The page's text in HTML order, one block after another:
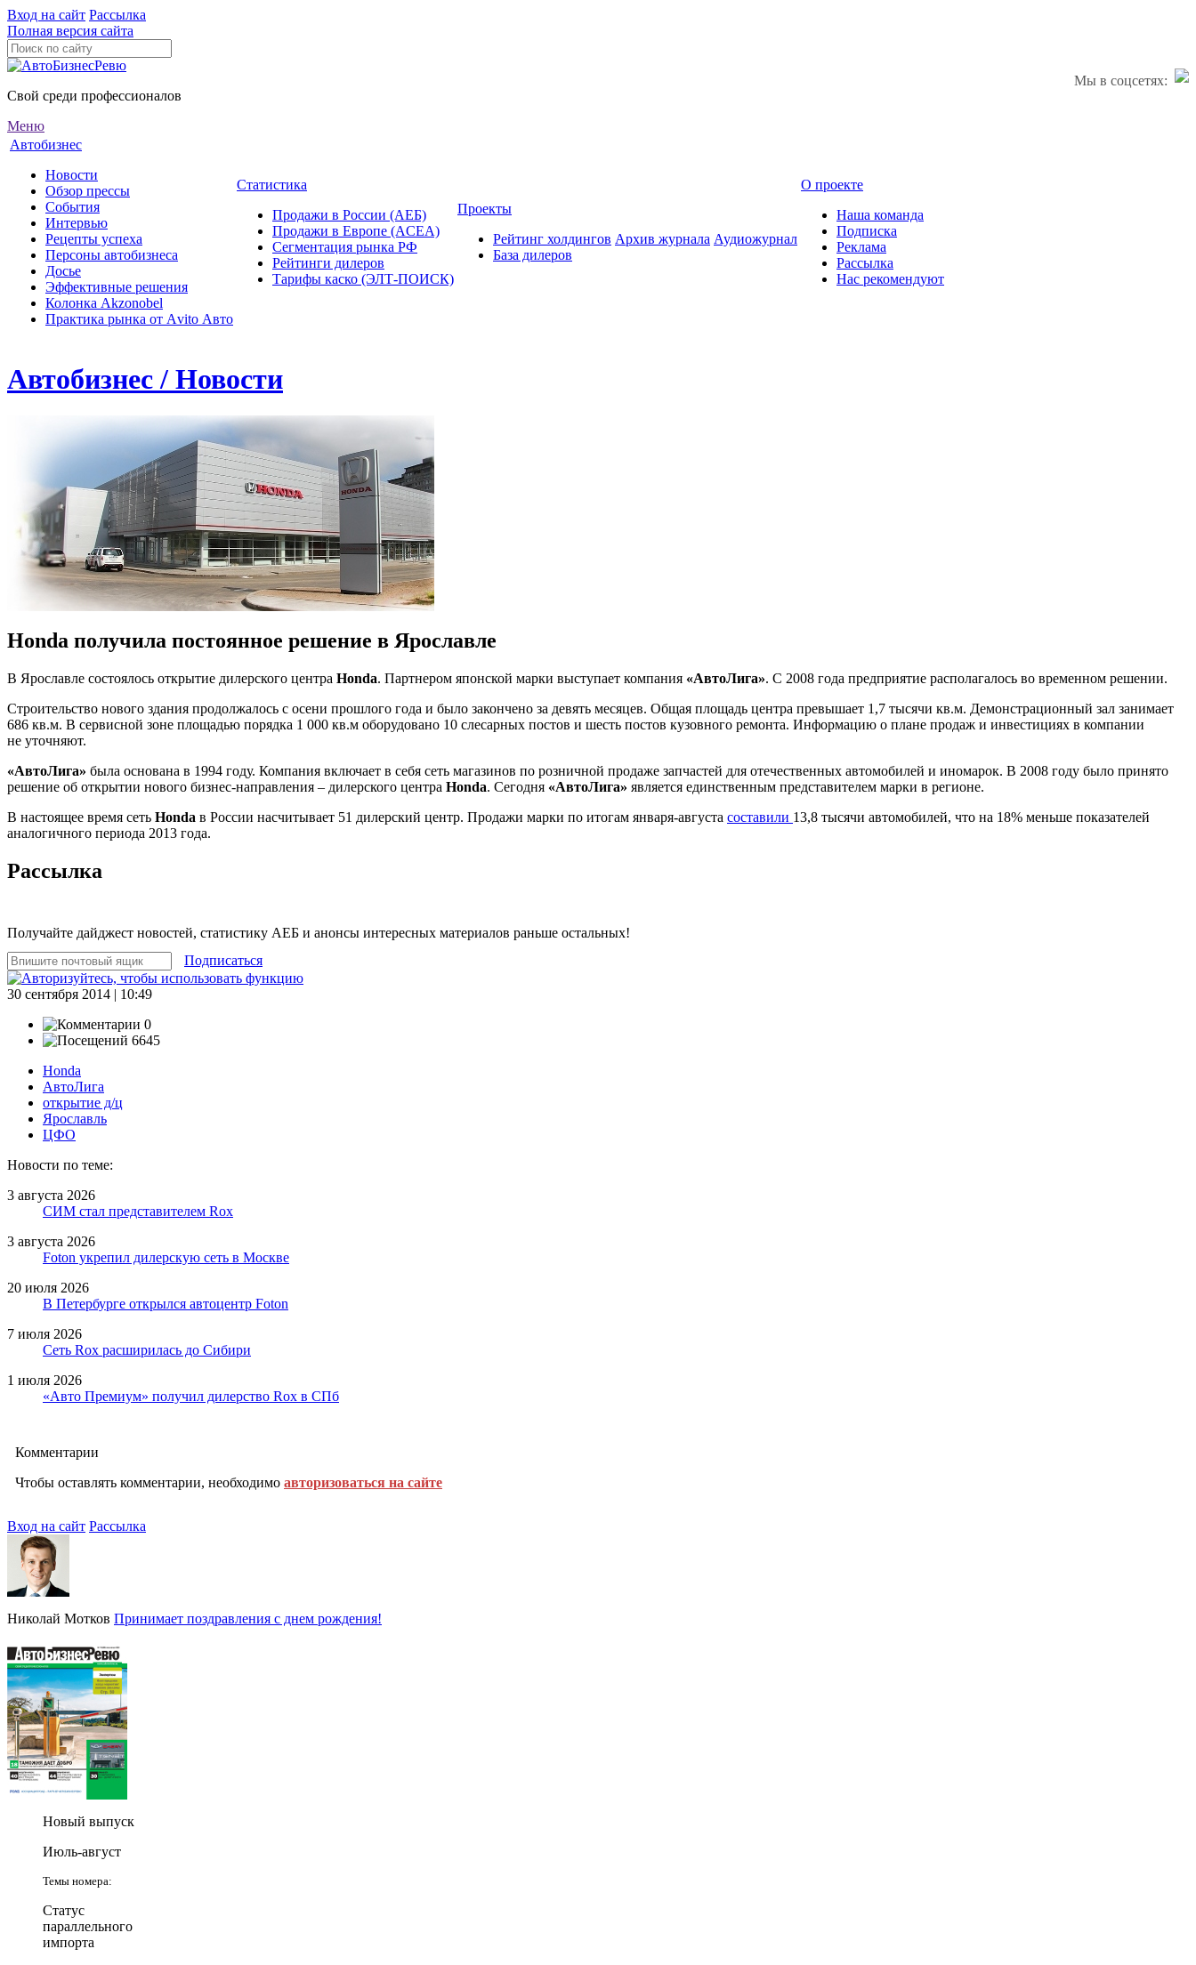
Вход на сайт Рассылка
Полная версия сайта
Мы в соцсетях:
Свой среди профессионалов
Меню
Автобизнес
Новости
Обзор прессы
События
Интервью
Рецепты успеха
Персоны автобизнеса
Досье
Эффективные решения
Колонка Akzonobel
Практика рынка от Аvito Авто
Статистика
Продажи в России (АЕБ)
Продажи в Европе (ACEA)
Сегментация рынка РФ
Рейтинги дилеров
Тарифы каско (ЭЛТ-ПОИСК)
Проекты
Рейтинг холдингов
База дилеров
Архив журнала Аудиожурнал
О проекте
Наша команда
Подписка
Реклама
Рассылка
Нас рекомендуют
Автобизнес / Новости
Honda получила постоянное решение в Ярославле
В Ярославле состоялось открытие дилерского центра Honda. Партнером японской марки выступает компания «АвтоЛига». С 2008 года предприятие располагалось во временном решении.
Строительство нового здания продолжалось с осени прошлого года и было закончено за девять месяцев. Общая площадь центра превышает 1,7 тысячи кв.м. Демонстрационный зал занимает
686 кв.м. В сервисной зоне площадью порядка 1 000 кв.м оборудовано 10 слесарных постов и шесть постов кузовного ремонта. Информацию о плане продаж и инвестициях в компании
не уточняют.
«АвтоЛига» была основана в 1994 году. Компания включает в себя сеть магазинов по розничной продаже запчастей для отечественных автомобилей и иномарок. В 2008 году было принято
решение об открытии нового бизнес-направления – дилерского центра Honda. Сегодня «АвтоЛига» является единственным представителем марки в регионе.
В настоящее время сеть Honda в России насчитывает 51 дилерский центр. Продажи марки по итогам января-августа составили 13,8 тысячи автомобилей, что на 18% меньше показателей
аналогичного периода 2013 года.
Рассылка
Получайте дайджест новостей, статистику АЕБ и анонсы интересных материалов раньше остальных!
Подписаться
30 сентября 2014 | 10:49
0
6645
Honda
АвтоЛига
открытие д/ц
Ярославль
ЦФО
Новости по теме:
3 августа 2026
СИМ стал представителем Rox
3 августа 2026
Foton укрепил дилерскую сеть в Москве
20 июля 2026
В Петербурге открылся автоцентр Foton
7 июля 2026
Сеть Rox расширилась до Сибири
1 июля 2026
«Авто Премиум» получил дилерство Rox в СПб
Комментарии
Чтобы оставлять комментарии, необходимо авторизоваться на сайте
Вход на сайт Рассылка
Николай Мотков Принимает поздравления с днем рождения!
Новый выпуск
Июль-август
Темы номера:
Статус
параллельного
импорта